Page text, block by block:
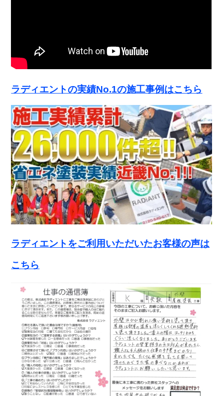
ラディエントの実績No.1の施工事例はこちら
ラディエントをご利用いただいたお客様の声は
こちら